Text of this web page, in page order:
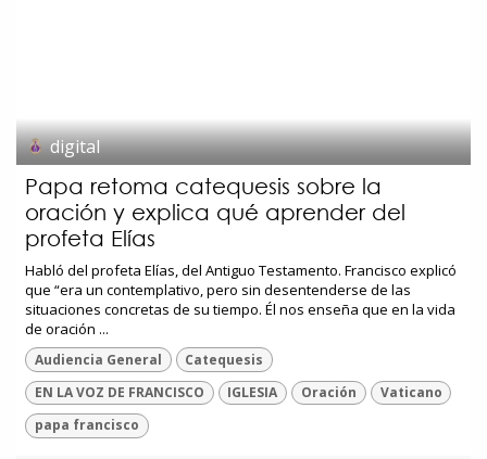
digital
Papa retoma catequesis sobre la
oración y explica qué aprender del
profeta Elías
Habló del profeta Elías, del Antiguo Testamento. Francisco explicó
que “era un contemplativo, pero sin desentenderse de las
situaciones concretas de su tiempo. Él nos enseña que en la vida
de oración ...
Audiencia General
Catequesis
EN LA VOZ DE FRANCISCO
IGLESIA Oración
Vaticano
papa francisco